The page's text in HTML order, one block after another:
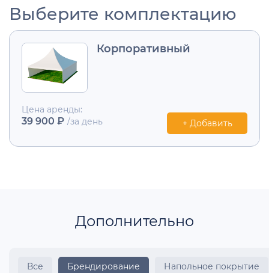
Выберите комплектацию
Корпоративный
Цена аренды:
39 900 ₽ /за день + Добавить
Дополнительно
Все Брендирование Напольное покрытие